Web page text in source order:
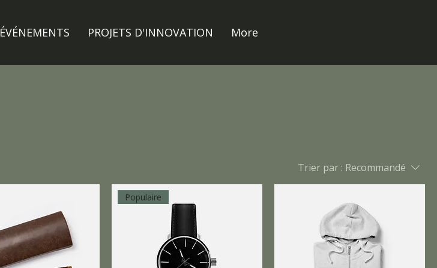
ÉVÉNEMENTS PROJETS D'INNOVATION More
Trier par : Recommandé
Populaire